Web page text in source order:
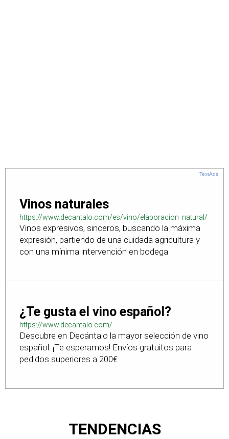
TextAds
Vinos naturales
https://www.decantalo.com/es/vino/elaboracion_natural/
Vinos expresivos, sinceros, buscando la máxima
expresión, partiendo de una cuidada agricultura y
con una mínima intervención en bodega.
¿Te gusta el vino español?
https://www.decantalo.com/
Descubre en Decántalo la mayor selección de vino
español. ¡Te esperamos! Envíos gratuitos para
pedidos superiores a 200€
TENDENCIAS